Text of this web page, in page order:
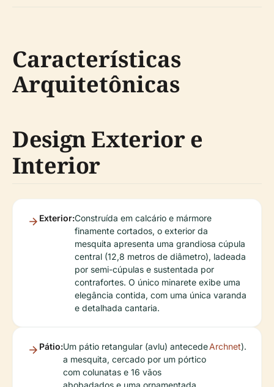
Características
Arquitetônicas
Design Exterior e
Interior
Exterior:Construída em calcário e mármore
finamente cortados, o exterior da
mesquita apresenta uma grandiosa cúpula
central (12,8 metros de diâmetro), ladeada
por semi-cúpulas e sustentada por
contrafortes. O único minarete exibe uma
elegância contida, com uma única varanda
e detalhada cantaria.
Pátio:Um pátio retangular (avlu) antecede
a mesquita, cercado por um pórtico
com colunatas e 16 vãos
abobadados e uma ornamentada
Archnet).